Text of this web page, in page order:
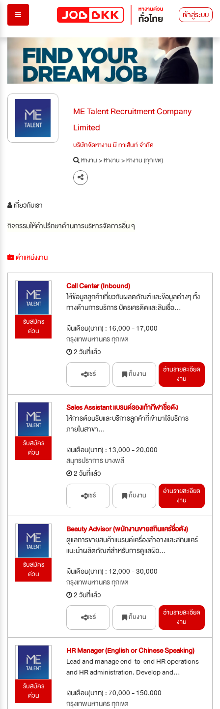
เข้าสู่ระบบ
ME Talent Recruitment Company
Limited
บริษัทจัดหางาน มี ทาเล้นท์ จำกัด
หางาน>หางาน>หางาน (ทุกเขต)
เกี่ยวกับเรา
กิจกรรมให้คำปรึกษาด้านการบริหารจัดการอื่น ๆ
ตำแหน่งงาน
รับสมัคร
ด่วน
Call Center (Inbound)
ให้ข้อมูลลูกค้าเกี่ยวกับผลิตภัณฑ์ และข้อมูลต่างๆ ทั้ง
ทางด้านการบริการ บัตรเครดิตและสินเชื่อ...
เงินเดือน(บาท) : 16,000 - 17,000
กรุงเทพมหานคร ทุกเขต
2 วันที่แล้ว
แชร์ เก็บงาน
อ่านรายละเอียด
งาน
รับสมัคร
ด่วน
Sales Assistant แบรนด์รองเท้ากีฬาชื่อดัง
ให้การต้อนรับและบริการลูกค้าที่เข้ามาใช้บริการ
ภายในสาขา...
เงินเดือน(บาท) : 13,000 - 20,000
สมุทรปราการ บางพลี
2 วันที่แล้ว
แชร์ เก็บงาน
อ่านรายละเอียด
งาน
รับสมัคร
ด่วน
Beauty Advisor (พนักงานขายสกินแคร์ชื่อดัง)
ดูแลการขายสินค้าแบรนด์เครื่องสำอางและสกินแคร์
แนะนำผลิตภัณฑ์สำหรับการดูแลผิว...
เงินเดือน(บาท) : 12,000 - 30,000
กรุงเทพมหานคร ทุกเขต
2 วันที่แล้ว
แชร์ เก็บงาน
อ่านรายละเอียด
งาน
รับสมัคร
ด่วน
HR Manager (English or Chinese Speaking)
Lead and manage end-to-end HR operations
and HR administration. Develop and...
เงินเดือน(บาท) : 70,000 - 150,000
กรุงเทพมหานคร ทุกเขต